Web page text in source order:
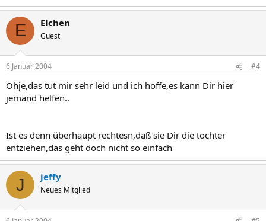
E Elchen
Guest
6 Januar 2004 #4
Ohje,das tut mir sehr leid und ich hoffe,es kann Dir hier
jemand helfen..
Ist es denn überhaupt rechtesn,daß sie Dir die tochter
entziehen,das geht doch nicht so einfach
J jeffy
Neues Mitglied